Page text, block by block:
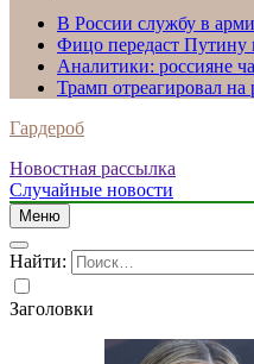
В России службу в
Фицо передаст Путину
Аналитики: россияне
Трамп отреагировал
Гардероб
Новостная рассылка
Случайные новости
Меню
Найти:
Заголовки